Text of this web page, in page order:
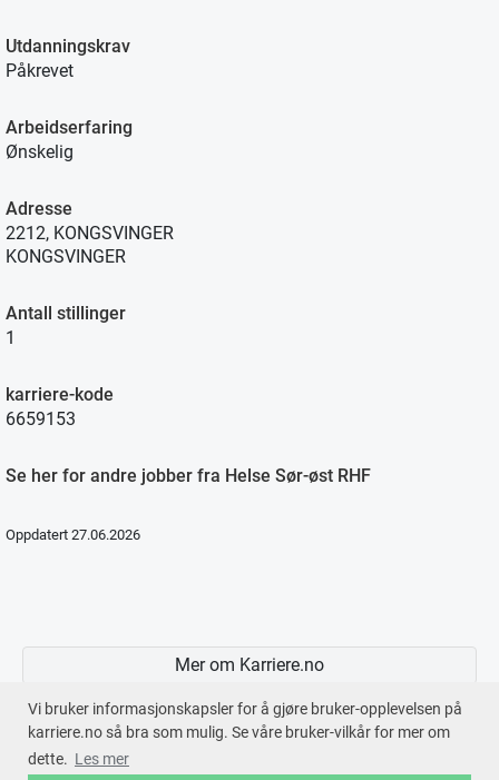
Vi bruker informasjonskapsler for å gjøre bruker-opplevelsen på
karriere.no så bra som mulig. Se våre bruker-vilkår for mer om
dette. Les mer
Utdanningskrav
Påkrevet
Arbeidserfaring
Ønskelig
Adresse
2212, KONGSVINGER
KONGSVINGER
Antall stillinger
1
karriere-kode
6659153
Se her for andre jobber fra Helse Sør-øst RHF
Oppdatert 27.06.2026
Mer om Karriere.no